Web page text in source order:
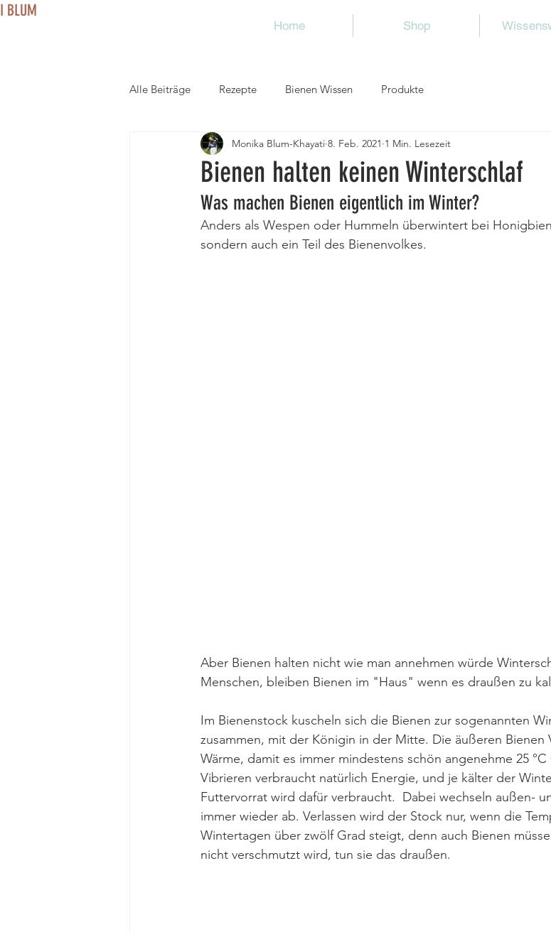
Home Shop
BLUM
Alle Beiträge Rezepte Bienen Wissen Produkte
Bienen halten keinen Winterschlaf
Monika Blum-Khayati 8. Feb. 2021 1 Min. Lesezeit
Was machen Bienen eigentlich im Winter?
Anders als Wespen oder Hummeln überwintert bei
sondern auch ein Teil des Bienenvolkes.
Aber Bienen halten nicht wie man annehmen würde
Menschen, bleiben Bienen im "Haus" wenn es draußen zu
Im Bienenstock kuscheln sich die Bienen zur sogenannten
zusammen, mit der Königin in der Mitte. Die äußeren Bienen
Wärme, damit es immer mindestens schön angenehme 25
Vibrieren verbraucht natürlich Energie, und je kälter der
Futtervorrat wird dafür verbraucht.  Dabei wechseln außen-
immer wieder ab. Verlassen wird der Stock nur, wenn die
Wintertagen über zwölf Grad steigt, denn auch Bienen
nicht verschmutzt wird, tun sie das draußen.